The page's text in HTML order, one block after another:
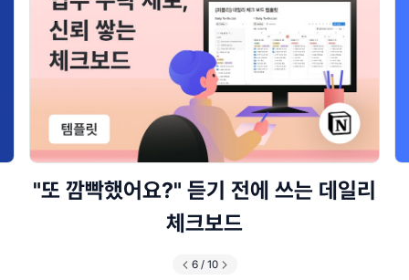
"또 깜빡했어요?" 듣기 전에 쓰는 데일리
체크보드
6/ 10